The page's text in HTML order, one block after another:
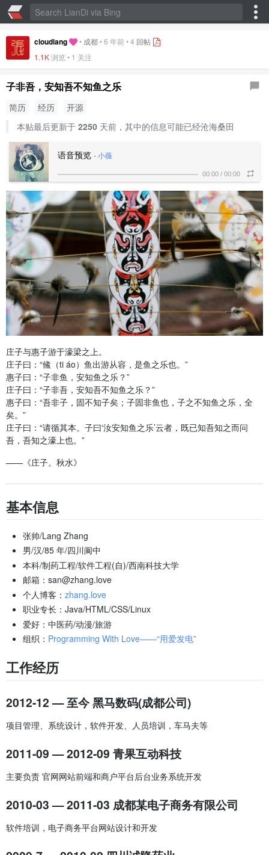
cloudlang • 成都•6 年前•4 回帖
1.1K浏览 • 1 关注
子非吾，安知吾不知鱼之乐
简历 经历
开源
本贴最后更新于 2250天前，其中的信息可能已经沧海桑田
语音预览 - 小薇
00:00 / 00:00
庄子与惠子游于濠梁之上。
庄子曰：“鯈（ti áo）鱼出游从容，是鱼之乐也。”
惠子曰：“子非鱼，安知鱼之乐？”
庄子曰：“子非吾，安知吾不知鱼之乐？”
惠子曰：“吾非子，固不知子矣；子固非鱼也，子之不知鱼之乐，全
矣。”
庄子曰：“请循其本。子曰‘汝安知鱼之乐’云者，既已知吾知之而问
吾，吾知之濠上也。”
——《庄子。秋水》
基本信息
张帅/Lang Zhang
男/汉/85 年/四川阆中
本科/制药工程/软件工程(自)/西南科技大学
邮箱：san@zhang.love
个人博客： zhang.love
职业专长：Java/HTML/CSS/Linux
爱好：中医药/动漫/旅游
组织： Programming With Love——“用爱发电”
工作经历
2012-12 — 至今 黑马数码(成都公司)
项目管理、系统设计，软件开发、人员培训，车马夫等
2011-09 — 2012-09 青果互动科技
主要负责 官网网站前端和商户平台后台业务系统开发
2010-03 — 2011-03 成都某电子商务有限公司
软件培训，电子商务平台网站设计和开发